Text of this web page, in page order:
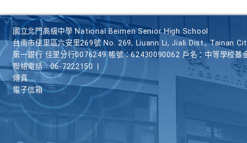
國立北門高級中學 National Beimen Senior High School
台南市佳里區六安里269號 No. 269, Liuann Li, Jiali Dist., Tainan
第一銀行 佳里分行0076249 帳號：62430090062 戶名：中等學校
聯絡電話
06-7222150
傳真
電子信箱